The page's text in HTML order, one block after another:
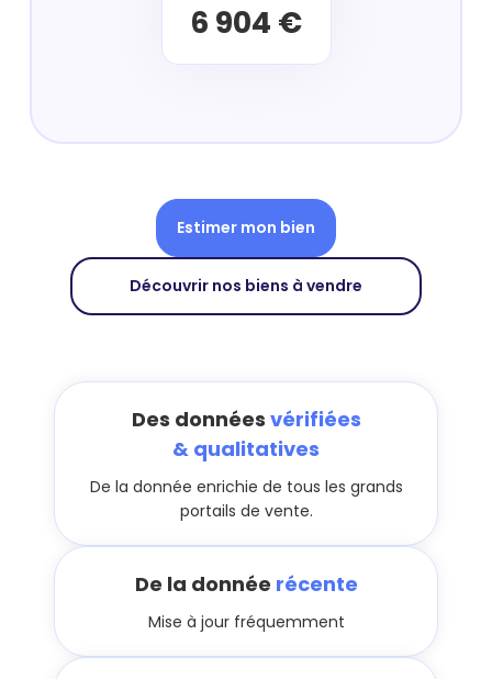
6 904 €
Estimer mon bien
Découvrir nos biens à vendre
Des données vérifiées
& qualitatives
De la donnée enrichie de tous les grands
portails de vente.
De la donnée récente
Mise à jour fréquemment